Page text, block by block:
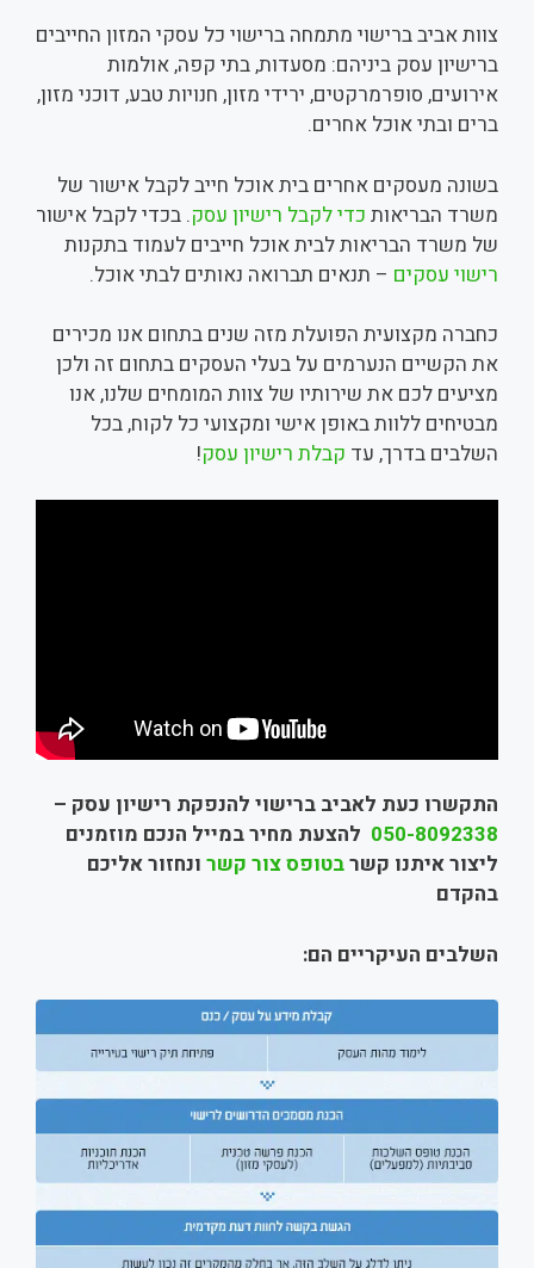
צוות אביב ברישוי מתמחה ברישוי כל עסקי המזון החייבים
ברישיון עסק ביניהם: מסעדות, בתי קפה, אולמות
אירועים, סופרמרקטים, ירידי מזון, חנויות טבע, דוכני מזון,
ברים ובתי אוכל אחרים.
בשונה מעסקים אחרים בית אוכל חייב לקבל אישור של
משרד הבריאות כדי לקבל רישיון עסק. בכדי לקבל אישור
של משרד הבריאות לבית אוכל חייבים לעמוד בתקנות
רישוי עסקים – תנאים תברואה נאותים לבתי אוכל.
כחברה מקצועית הפועלת מזה שנים בתחום אנו מכירים
את הקשיים הנערמים על בעלי העסקים בתחום זה ולכן
מציעים לכם את שירותיו של צוות המומחים שלנו, אנו
מבטיחים ללוות באופן אישי ומקצועי כל לקוח, בכל
השלבים בדרך, עד קבלת רישיון עסק!
התקשרו כעת לאביב ברישוי להנפקת רישיון עסק –
050-8092338 להצעת מחיר במייל הנכם מוזמנים
ליצור איתנו קשרבטופס צור קשר ונחזור אליכם
בהקדם
השלבים העיקריים הם: